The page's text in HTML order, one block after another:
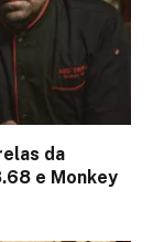
da
e Monkey